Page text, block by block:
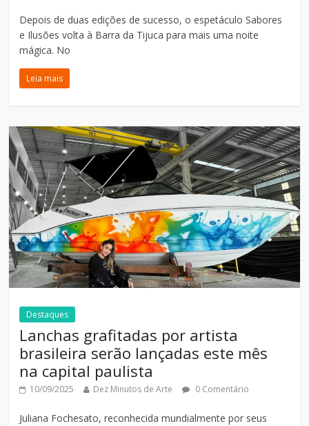
Depois de duas edições de sucesso, o espetáculo Sabores
e Ilusões volta à Barra da Tijuca para mais uma noite
mágica. No
Leia mais
Destaques
Lanchas grafitadas por artista
brasileira serão lançadas este mês
na capital paulista
10/09/2025 Dez Minutos de Arte 0 Comentário
Juliana Fochesato, reconhecida mundialmente por seus